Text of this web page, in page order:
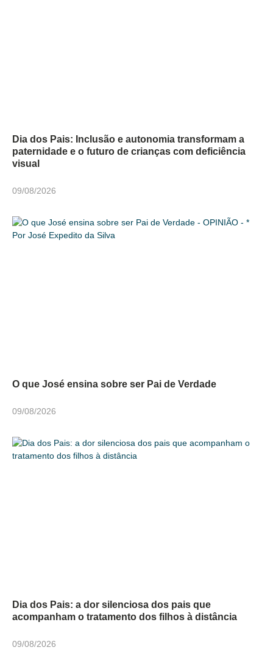
Dia dos Pais: Inclusão e autonomia transformam a
paternidade e o futuro de crianças com deficiência
visual
09/08/2026
O que José ensina sobre ser Pai de Verdade
09/08/2026
Dia dos Pais: a dor silenciosa dos pais que
acompanham o tratamento dos filhos à distância
09/08/2026